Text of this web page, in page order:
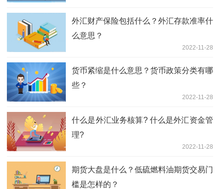
外汇财产保险包括什么？外汇存款准率什
么意思？
2022-11-28
货币紧缩是什么意思？货币政策分类有哪
些？
2022-11-28
什么是外汇业务核算? 什么是外汇资金管
理?
2022-11-28
期货大盘是什么？低硫燃料油期货交易门
槛是怎样的？